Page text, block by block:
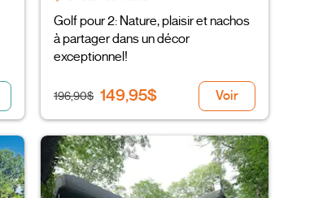
Golf pour 2: Nature, plaisir et nachos
à partager dans un décor
exceptionnel!
196,90$ 149,95$ Voir